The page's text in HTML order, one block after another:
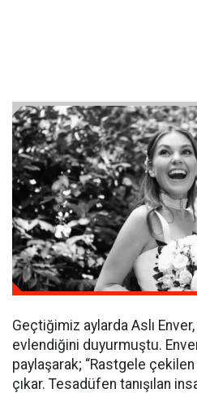
Geçtiğimiz aylarda Aslı
evlendiğini duyurmuştu.
paylaşarak; “Rastgele
çıkar. Tesadüfen tanışılan